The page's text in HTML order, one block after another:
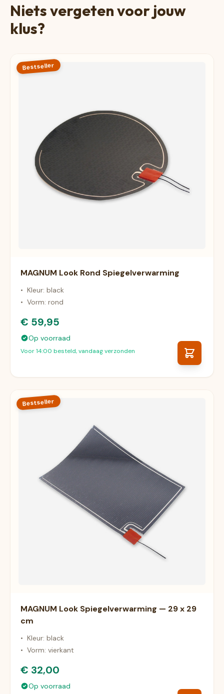
Niets vergeten voor jouw
klus?
Bestseller
MAGNUM Look Rond Spiegelverwarming
• Kleur: black
• Vorm: rond
€ 59,95
Op voorraad
Voor 14:00 besteld, vandaag verzonden
Bestseller
MAGNUM Look Spiegelverwarming — 29 x 29
cm
• Kleur: black
• Vorm: vierkant
€ 32,00
Op voorraad